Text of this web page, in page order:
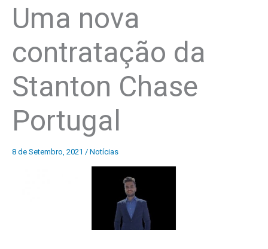
Uma nova
contratação da
Stanton Chase
Portugal
8 de Setembro, 2021 / Notícias